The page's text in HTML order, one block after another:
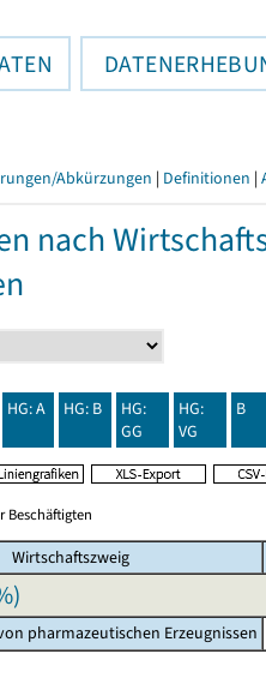
Abkürzungen | Definitionen |
nach
HG: A HG: B
HG:
GG
HG:
VG
B
Beschäftigten
Wirtschaftszweig
pharmazeutischen Erzeugnissen